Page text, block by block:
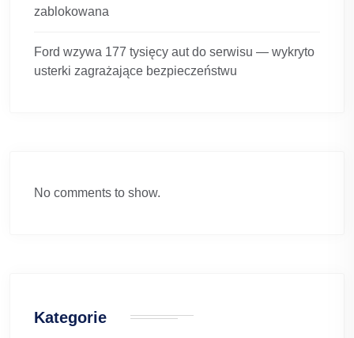
zablokowana
Ford wzywa 177 tysięcy aut do serwisu — wykryto
usterki zagrażające bezpieczeństwu
No comments to show.
Kategorie